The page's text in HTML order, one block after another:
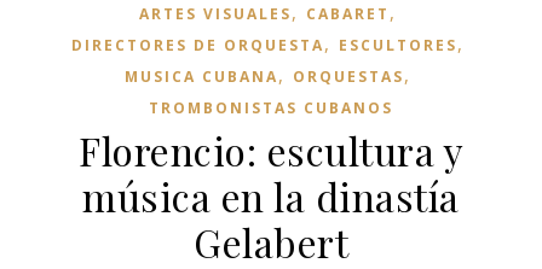
ARTES VISUALES, CABARET ,
DIRECTORES DE ORQUESTA, ESCULTORES,
MUSICA CUBANA, ORQUESTAS,
TROMBONISTAS CUBANOS
Florencio: escultura y
música en la dinastía
Gelabert